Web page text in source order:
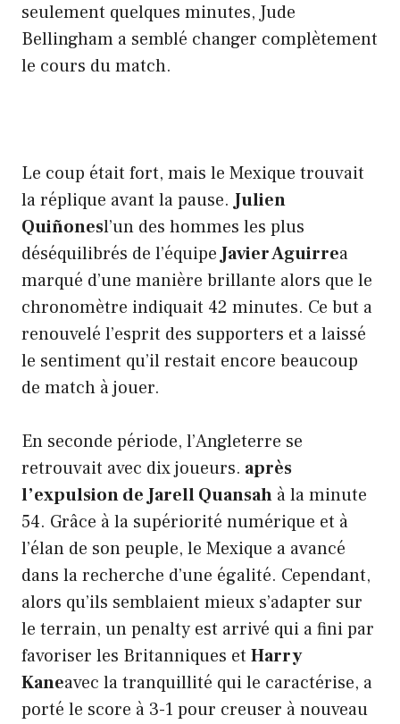
seulement quelques minutes, Jude
Bellingham a semblé changer complètement
le cours du match.
Le coup était fort, mais le Mexique trouvait
la réplique avant la pause.Julien
Quiñonesl’un des hommes les plus
déséquilibrés de l’équipeJavier Aguirrea
marqué d’une manière brillante alors que le
chronomètre indiquait 42 minutes. Ce but a
renouvelé l’esprit des supporters et a laissé
le sentiment qu’il restait encore beaucoup
de match à jouer.
En seconde période, l’Angleterre se
retrouvait avec dix joueurs. après
l’expulsion de Jarell Quansah à la minute
54. Grâce à la supériorité numérique et à
l’élan de son peuple, le Mexique a avancé
dans la recherche d’une égalité. Cependant,
alors qu’ils semblaient mieux s’adapter sur
le terrain, un penalty est arrivé qui a fini par
favoriser les Britanniques et Harry
Kaneavec la tranquillité qui le caractérise, a
porté le score à 3-1 pour creuser à nouveau